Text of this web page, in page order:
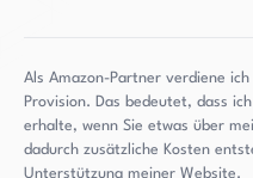
Als Amazon-Partner verdiene
Provision. Das bedeutet, dass
erhalte, wenn Sie etwas über
dadurch zusätzliche Kosten
Unterstützung meiner Website.